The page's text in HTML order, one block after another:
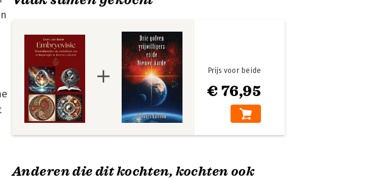
€ 76,95
Prijs voor beide
Anderen die dit kochten, kochten ook